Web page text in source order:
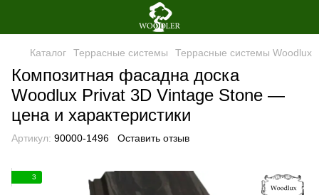
Каталог Террасные системы Террасные системы Woodlux
Композитная фасадна доска
Woodlux Privat 3D Vintage Stone —
цена и характеристики
Артикул: 90000-1496 Оставить отзыв
3